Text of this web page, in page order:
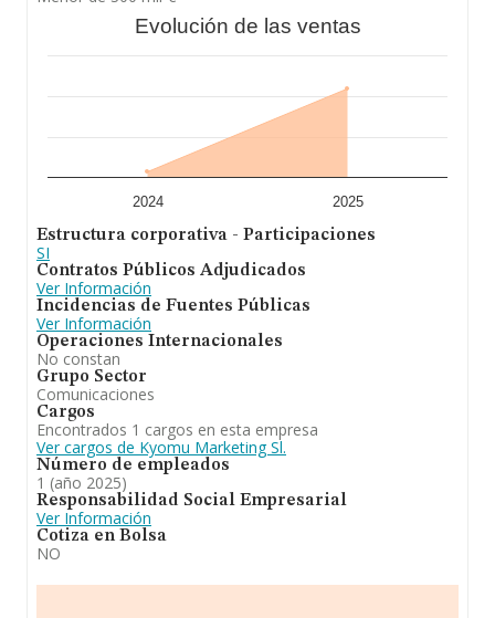
Evolución de las ventas
2024 2025
Estructura corporativa - Participaciones
SI
Contratos Públicos Adjudicados
Ver Información
Incidencias de Fuentes Públicas
Ver Información
Operaciones Internacionales
No constan
Grupo Sector
Comunicaciones
Cargos
Encontrados 1 cargos en esta empresa
Ver cargos de Kyomu Marketing Sl.
Número de empleados
1 (año 2025)
Responsabilidad Social Empresarial
Ver Información
Cotiza en Bolsa
NO